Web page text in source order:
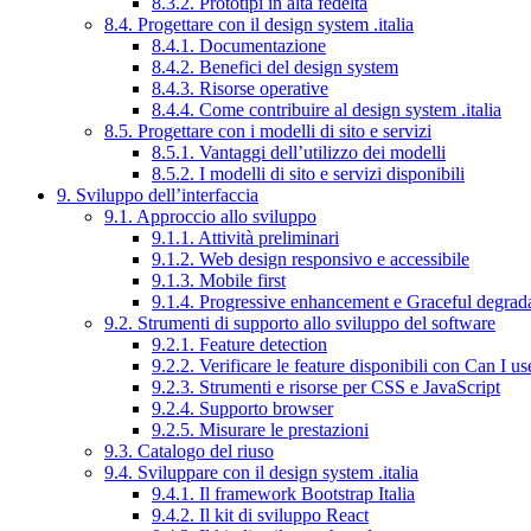
8.4. Progettare con il design system .italia
8.4.1. Documentazione
8.4.2. Benefici del design system
8.4.3. Risorse operative
8.4.4. Come contribuire al design system .italia
8.5. Progettare con i modelli di sito e servizi
8.5.1. Vantaggi dell’utilizzo dei modelli
8.5.2. I modelli di sito e servizi disponibili
9. Sviluppo dell’interfaccia
9.1. Approccio allo sviluppo
9.1.1. Attività preliminari
9.1.2. Web design responsivo e accessibile
9.1.3. Mobile first
9.1.4. Progressive enhancement e Graceful
9.2. Strumenti di supporto allo sviluppo del software
9.2.1. Feature detection
9.2.2. Verificare le feature disponibili con Can I
9.2.3. Strumenti e risorse per CSS e JavaScript
9.2.4. Supporto browser
9.2.5. Misurare le prestazioni
9.3. Catalogo del riuso
9.4. Sviluppare con il design system .italia
9.4.1. Il framework Bootstrap Italia
9.4.2. Il kit di sviluppo React